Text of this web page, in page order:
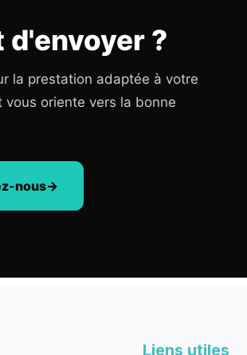
d'envoyer ?
la prestation adaptée à votre
oriente vers la bonne
nous
Liens utiles